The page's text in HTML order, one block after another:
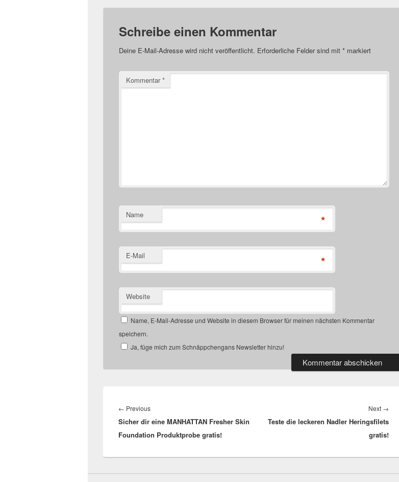
Schreibe einen Kommentar
Deine E-Mail-Adresse wird nicht veröffentlicht. Erforderliche Felder sind mit * markiert
Kommentar*
Name *
E-Mail *
Website
Name, E-Mail-Adresse und Website in diesem Browser für meinen nächsten Kommentar
speichern.
Ja, füge mich zum Schnäppchengans Newsletter hinzu!
← PreviousPrevious
post:
Sicher dir eine MANHATTAN Fresher Skin
Foundation Produktprobe gratis!
Next →
post:
Teste die leckeren Nadler Heringsfilets
gratis!